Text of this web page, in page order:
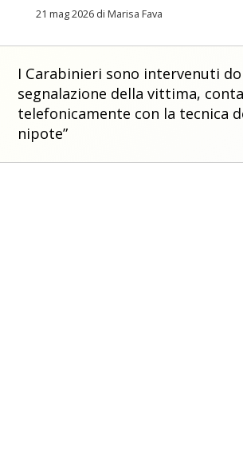
21 mag 2026 di Marisa Fava
I Carabinieri sono intervenuti
segnalazione della vittima,
telefonicamente con la tecnica
nipote”